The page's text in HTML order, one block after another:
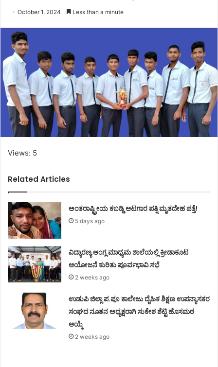
October 1, 2024 Less than a minute
Views: 5
Related Articles
ಅಂತರಾಷ್ಟ್ರೀಯ ಕಬಡ್ಡಿ ಆಟಗಾರ ಪತ್ನಿ ಮೃತದೇಹ ಪತ್ತೆ!
5 days ago
ವಿದ್ಯಾರಣ್ಯ ಆಂಗ್ಲ ಮಾಧ್ಯಮ ಶಾಲೆಯಲ್ಲಿ ಕ್ರೀಡಾಕೂಟ
ಆಯೋಜನೆ ಕುರಿತು ಪೂರ್ವಭಾವಿ ಸಭೆ
2 weeks ago
ಉಡುಪಿ ಜಿಲ್ಲಾ ಪ.ಪೂ ಕಾಲೇಜು ದೈಹಿಕ ಶಿಕ್ಷಣ ಉಪನ್ಯಾಸಕರ
ಸಂಘದ ನೂತನ ಅಧ್ಯಕ್ಷರಾಗಿ ಸುಕೇಶ ಶೆಟ್ಟಿ ಹೊಸಮಠ
ಆಯ್ಕೆ
2 weeks ago